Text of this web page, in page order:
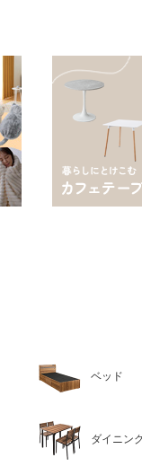
ベッド
ダイニン